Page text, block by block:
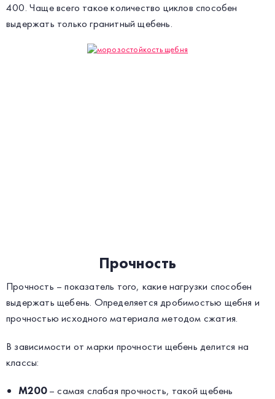
400. Чаще всего такое количество циклов способен
выдержать только гранитный щебень.
Прочность
Прочность – показатель того, какие нагрузки способен
выдержать щебень. Определяется дробимостью щебня и
прочностью исходного материала методом сжатия.
В зависимости от марки прочности щебень делится на
классы:
М200– самая слабая прочность, такой щебень